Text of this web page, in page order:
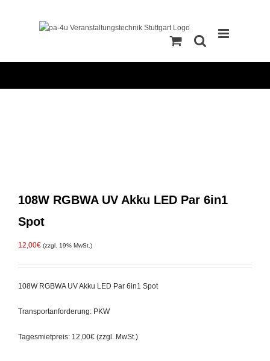
108W RGBWA UV Akku LED Par 6in1
Spot
12,00€ (zzgl. 19% MwSt.)
108W RGBWA UV Akku LED Par 6in1 Spot
Transportanforderung: PKW
Tagesmietpreis: 12,00€ (zzgl. MwSt.)